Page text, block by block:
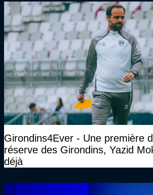
Girondins4Ever - Une première
réserve des Girondins, Yazid
déjà